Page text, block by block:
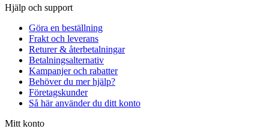
Hjälp och support
Göra en beställning
Frakt och leverans
Returer & återbetalningar
Betalningsalternativ
Kampanjer och rabatter
Behöver du mer hjälp?
Företagskunder
Så här använder du ditt konto
Mitt konto